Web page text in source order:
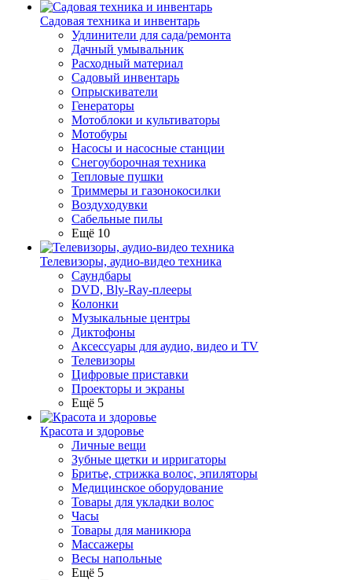
Садовая техника и инвентарь
Удлинители для сада/ремонта
Дачный умывальник
Расходный материал
Садовый инвентарь
Опрыскиватели
Генераторы
Мотоблоки и культиваторы
Мотобуры
Насосы и насосные станции
Снегоуборочная техника
Тепловые пушки
Триммеры и газонокосилки
Воздуходувки
Сабельные пилы
Ещё 10
Телевизоры, аудио-видео техника
Саундбары
DVD, Bly-Ray-плееры
Колонки
Музыкальные центры
Диктофоны
Аксессуары для аудио, видео и TV
Телевизоры
Цифровые приставки
Проекторы и экраны
Ещё 5
Красота и здоровье
Личные вещи
Зубные щетки и ирригаторы
Бритье, стрижка волос, эпиляторы
Медицинское оборудование
Товары для укладки волос
Часы
Товары для маникюра
Массажеры
Весы напольные
Ещё 5